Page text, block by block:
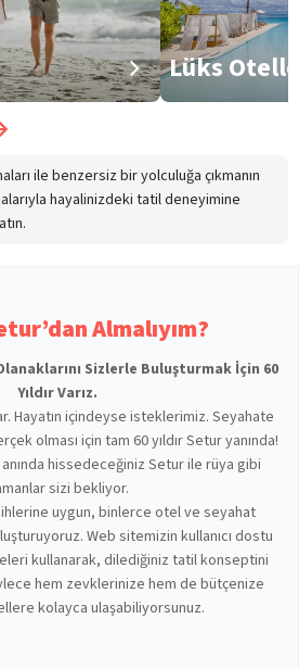
Lüks
ile benzersiz bir yolculuğa çıkmanın
hayalinizdeki tatil deneyimine
Almalıyım?
Sizlerle Buluşturmak İçin 60
Yıldır Varız.
Hayatın içindeyse isteklerimiz. Seyahate
olması için tam 60 yıldır Setur yanında!
hissedeceğiniz Setur ile rüya gibi
sizi bekliyor.
uygun, binlerce otel ve seyahat
Web sitemizin kullanıcı dostu
kullanarak, dilediğiniz tatil konseptini
hem zevklerinize hem de bütçenize
kolayca ulaşabiliyorsunuz.